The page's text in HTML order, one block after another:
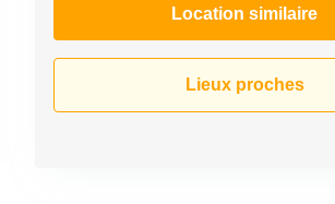
Location similaire
Lieux proches